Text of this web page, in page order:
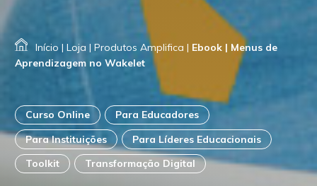
Início | Loja | Produtos Amplifica | Ebook | Menus de
Aprendizagem no Wakelet
Curso Online
Para Educadores
Para Instituições
Para Líderes Educacionais
Toolkit
Transformação Digital